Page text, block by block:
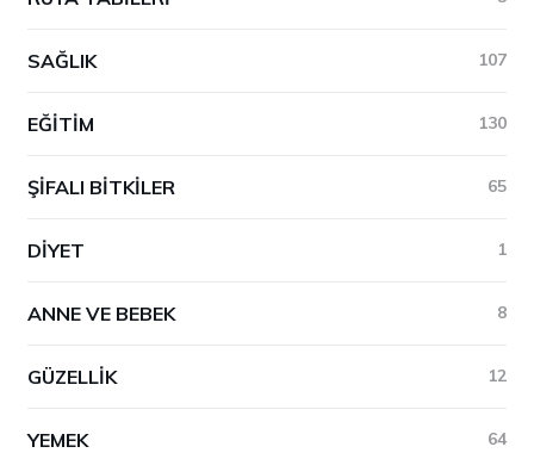
SAĞLIK 107
EĞITIM 130
ŞIFALI BITKILER 65
DIYET 1
ANNE VE BEBEK 8
GÜZELLIK 12
YEMEK 64